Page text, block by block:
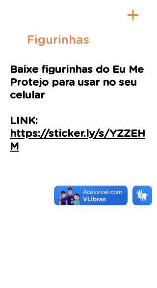
Figurinhas
Baixe figurinhas do Eu Me
Protejo para usar no seu
celular
LINK:
https://sticker.ly/s/YZZEH
M